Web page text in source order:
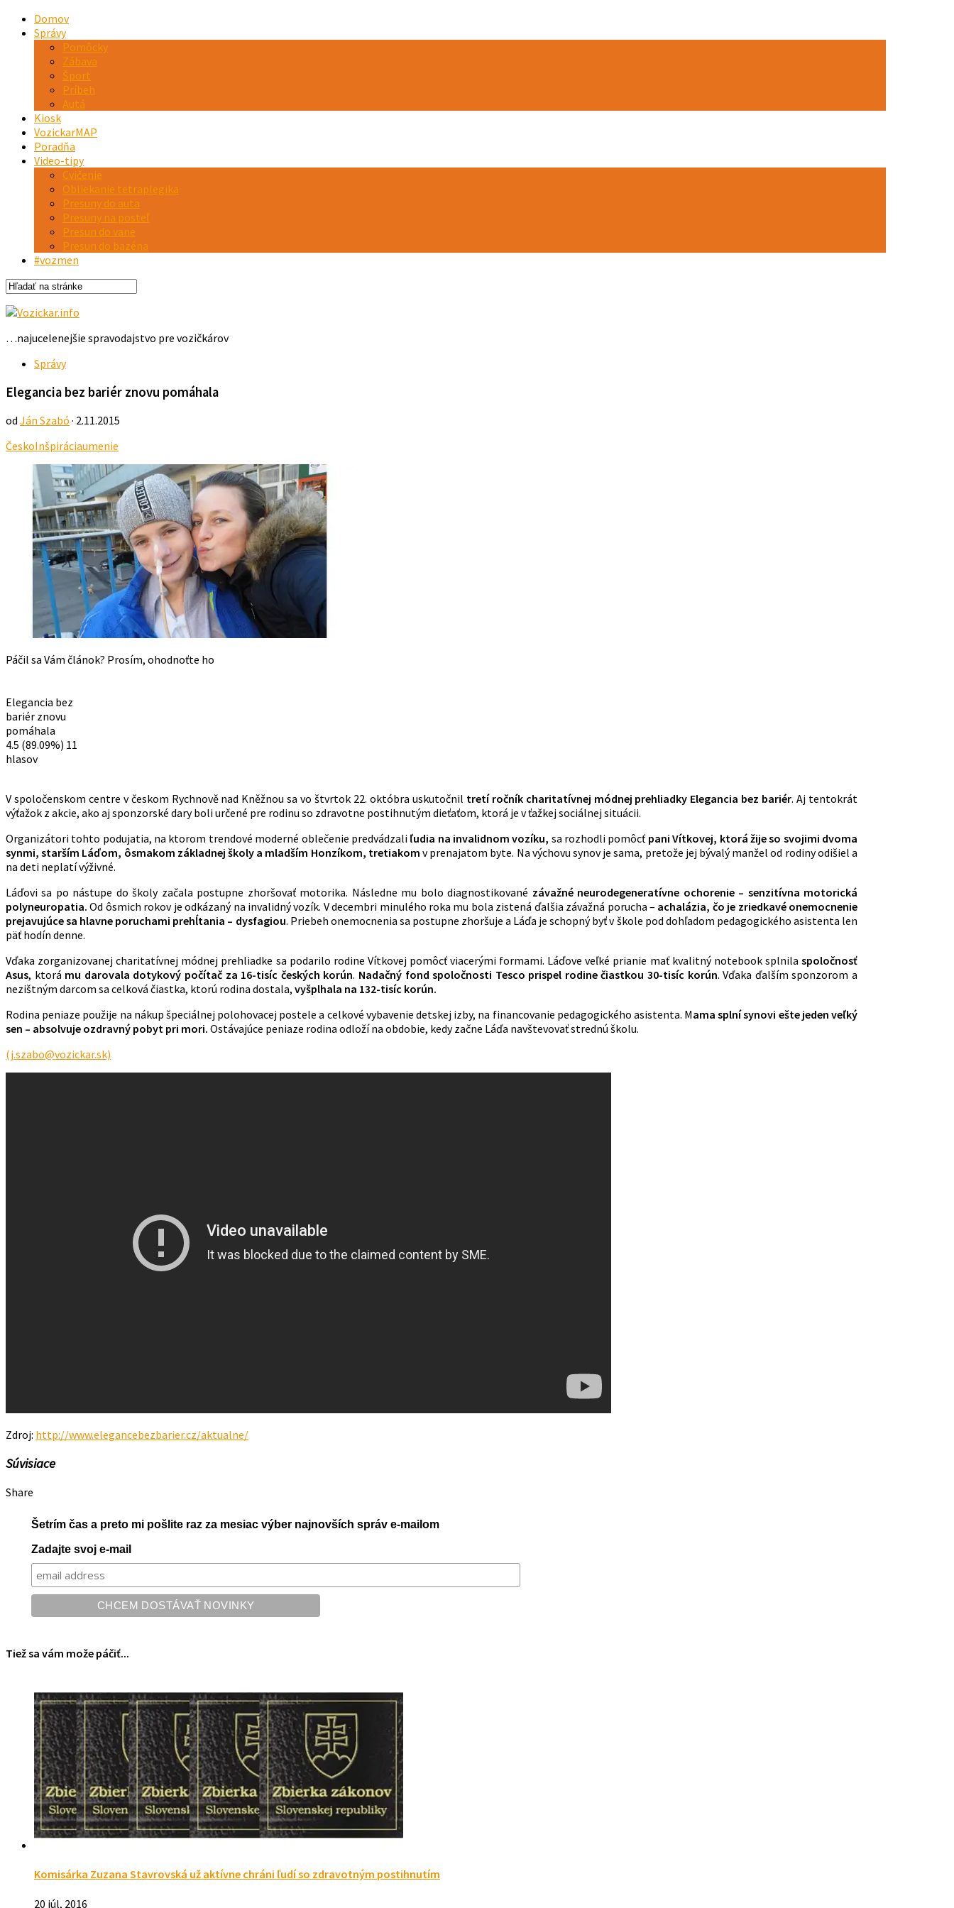
Domov
Správy
Pomôcky
Zábava
Šport
Príbeh
Autá
Kiosk
VozickarMAP
Poradňa
Video-tipy
Cvičenie
Obliekanie tetraplegika
Presuny do auta
Presuny na posteľ
Presun do vane
Presun do bazéna
#vozmen
…najucelenejšie spravodajstvo pre vozičkárov
Správy
Elegancia bez bariér znovu pomáhala
od Ján Szabó · 2.11.2015
ČeskoInšpiráciaumenie
Páčil sa Vám článok? Prosím, ohodnoťte ho
Elegancia bez
bariér znovu
pomáhala
4.5 (89.09%) 11
hlasov
V spoločenskom centre v českom Rychnově nad Kněžnou sa vo štvrtok 22. októbra uskutočnil tretí ročník charitatívnej módnej prehliadky Elegancia bez bariér. Aj tentokrát
výťažok z akcie, ako aj sponzorské dary boli určené pre rodinu so zdravotne postihnutým dieťaťom, ktorá je v ťažkej sociálnej situácii.
Organizátori tohto podujatia, na ktorom trendové moderné oblečenie predvádzali ľudia na invalidnom vozíku, sa rozhodli pomôcť pani Vítkovej, ktorá žije so svojimi dvoma
synmi, starším Láďom, ôsmakom základnej školy a mladším Honzíkom, tretiakom v prenajatom byte. Na výchovu synov je sama, pretože jej bývalý manžel od rodiny odišiel a
na deti neplatí výživné.
Láďovi sa po nástupe do školy začala postupne zhoršovať motorika. Následne mu bolo diagnostikované závažné neurodegeneratívne ochorenie – senzitívna motorická
polyneuropatia.Od ôsmich rokov je odkázaný na invalidný vozík. V decembri minulého roka mu bola zistená ďalšia závažná porucha – achalázia, čo je zriedkavé onemocnenie
prejavujúce sa hlavne poruchami prehĺtania – dysfagiou. Priebeh onemocnenia sa postupne zhoršuje a Láďa je schopný byť v škole pod dohľadom pedagogického asistenta len
päť hodín denne.
Vďaka zorganizovanej charitatívnej módnej prehliadke sa podarilo rodine Vítkovej pomôcť viacerými formami. Láďove veľké prianie mať kvalitný notebook splnila spoločnosť
Asus, ktorá mu darovala dotykový počítač za 16-tisíc českých korún. Nadačný fond spoločnosti Tesco prispel rodine čiastkou 30-tisíc korún. Vďaka ďalším sponzorom a
nezištným darcom sa celková čiastka, ktorú rodina dostala, vyšplhala na 132-tisíc korún.
Rodina peniaze použije na nákup špeciálnej polohovacej postele a celkové vybavenie detskej izby, na financovanie pedagogického asistenta. Mama splní synovi ešte jeden veľký
sen – absolvuje ozdravný pobyt pri mori. Ostávajúce peniaze rodina odloží na obdobie, kedy začne Láďa navštevovať strednú školu.
(j.szabo@vozickar.sk)
Zdroj: http://www.elegancebezbarier.cz/aktualne/
Súvisiace
Share
Šetrím čas a preto mi pošlite raz za mesiac výber najnovších správ e-mailom
Zadajte svoj e-mail
Tiež sa vám može páčiť...
Komisárka Zuzana Stavrovská už aktívne chráni ľudí so zdravotným postihnutím
20 júl, 2016